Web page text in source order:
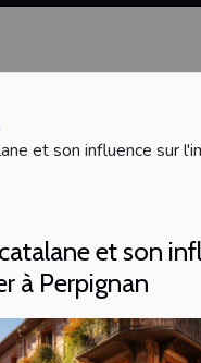
et son influence sur
et son
à Perpignan